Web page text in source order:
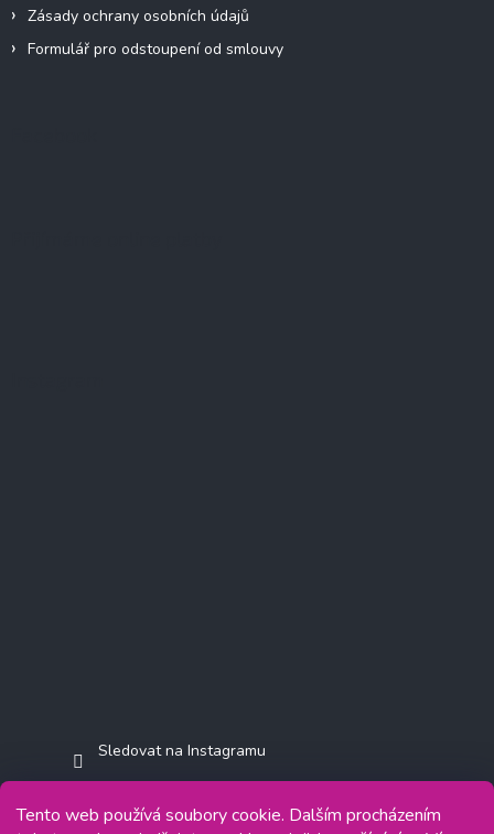
Tento web používá soubory cookie. Dalším procházením
Zásady ochrany osobních údajů
Formulář pro odstoupení od smlouvy
Sledovat na Instagramu